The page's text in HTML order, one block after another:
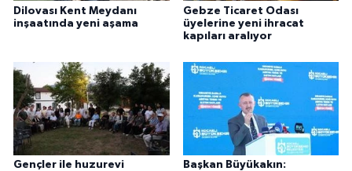
Dilovası Kent Meydanı
inşaatında yeni aşama
Gebze Ticaret Odası
üyelerine yeni ihracat
kapıları aralıyor
Gençler ile huzurevi
Başkan Büyükakın: